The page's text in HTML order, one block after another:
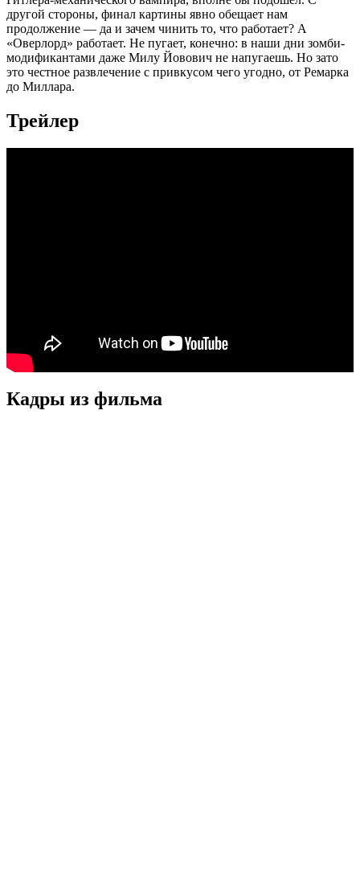
другой стороны, финал картины явно обещает нам
продолжение — да и зачем чинить то, что работает? А
«Оверлорд» работает. Не пугает, конечно: в наши дни зомби-
модификантами даже Милу Йовович не напугаешь. Но зато
это честное развлечение с привкусом чего угодно, от Ремарка
до Миллара.
Трейлер
Кадры из фильмa